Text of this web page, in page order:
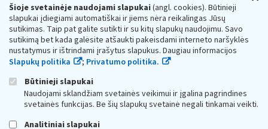
Šioje svetainėje naudojami slapukai(angl. cookies). Būtinieji
slapukai įdiegiami automatiškai ir jiems nėra reikalingas Jūsų
sutikimas. Taip pat galite sutikti ir su kitų slapukų naudojimu. Savo
sutikimą bet kada galėsite atšaukti pakeisdami interneto naršyklės
nustatymus ir ištrindami įrašytus slapukus. Daugiau informacijos
Slapukų politika
; Privatumo politika.
Būtinieji slapukai
Naudojami sklandžiam svetainės veikimui ir įgalina pagrindines
svetainės funkcijas. Be šių slapukų svetainė negali tinkamai veikti.
Analitiniai slapukai
Respublikos finansų ministerijos
Biudžetinė įstaiga. Juridinio asmens kodas — 188659752,
adresas: Vasario 16-osios g. 14, 01107 Vilnius, Lietuva, el.paštas:
vmi@vmi.lt, E. pristatymo dėžutės adresas 188659752
Duomenys apie Valstybinę mokesčių inspekciją prie Lietuvos
Respublikos finansų ministerijos kaupiami ir saugomi Juridinių